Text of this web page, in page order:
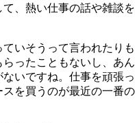
、熱い仕事の話や雑談を
いそうって言われたりも
ったこともないし、あん
いですね。仕事を頑張っ
を買うのが最近の一番の